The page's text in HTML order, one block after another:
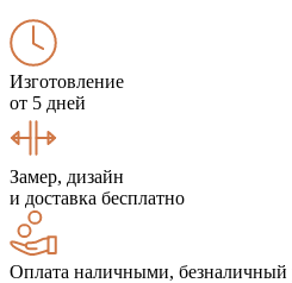
Изготовление
от 5 дней
Замер, дизайн
и доставка бесплатно
Оплата наличными, безналичный